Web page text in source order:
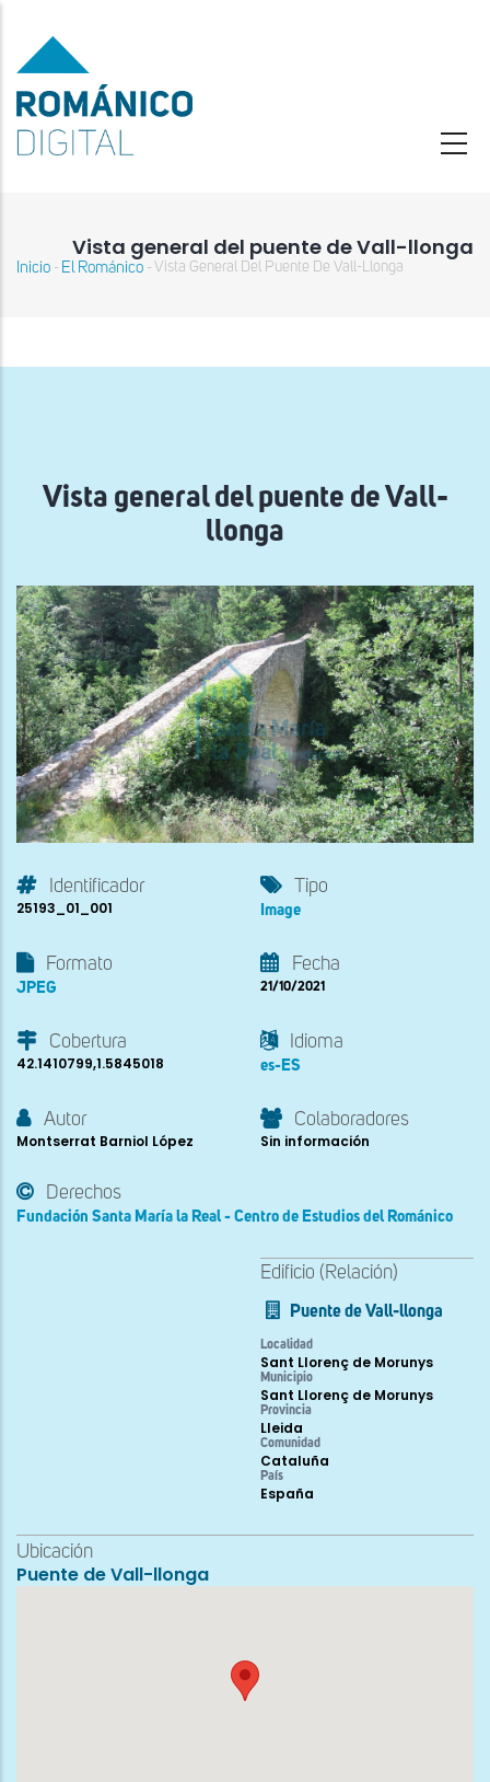
contenido
principal
Vista general del puente de Vall-llonga
navegación
Inicio - El Románico - Vista General Del Puente De Vall-Llonga
Vista general del puente de Vall-
llonga
Identificador
25193_01_001
Tipo
Image
Formato
JPEG
Fecha
21/10/2021
Cobertura
42.1410799,1.5845018
Idioma
es-ES
Autor
Montserrat Barniol López
Colaboradores
Sin información
Derechos
Fundación Santa María la Real - Centro de Estudios del Románico
Edificio (Relación)
Puente de Vall-llonga
Localidad
Sant Llorenç de Morunys
Municipio
Sant Llorenç de Morunys
Provincia
Lleida
Comunidad
Cataluña
País
España
Ubicación
Puente de Vall-llonga